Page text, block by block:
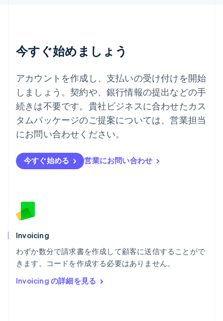
今すぐ始めましょう
アカウントを作成し、支払いの受け付けを開始
しましょう。契約や、銀行情報の提出などの手
続きは不要です。貴社ビジネスに合わせたカス
タムパッケージのご提案については、営業担当
にお問い合わせください。
今すぐ始める 営業にお問い合わせ
Invoicing
わずか数分で請求書を作成して顧客に送信することがで
きます。コードを作成する必要はありません。
Invoicing の詳細を見る
ドイツ
ニュージーランド
English
ノルウェー
English
ハンガリー
English
フィンランド
ブラジル
PortuguêsEnglish
フランス
English
ベルギー
ポーランド
English
ポルトガル
PortuguêsEnglish
English